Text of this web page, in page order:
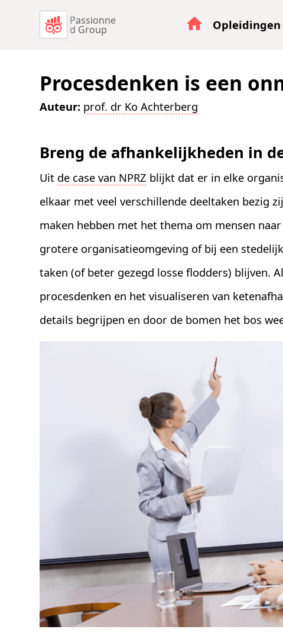
Passionne
d Group Opleidingen
Procesdenken is een
Auteur: prof. dr Ko Achterberg
Breng de afhankelijkheden in
Uit de case van NPRZ blijkt dat er in elke
elkaar met veel verschillende deeltaken bezig
maken hebben met het thema om mensen
grotere organisatieomgeving of bij een
taken (of beter gezegd losse flodders) blijven.
procesdenken en het visualiseren van
details begrijpen en door de bomen het bos